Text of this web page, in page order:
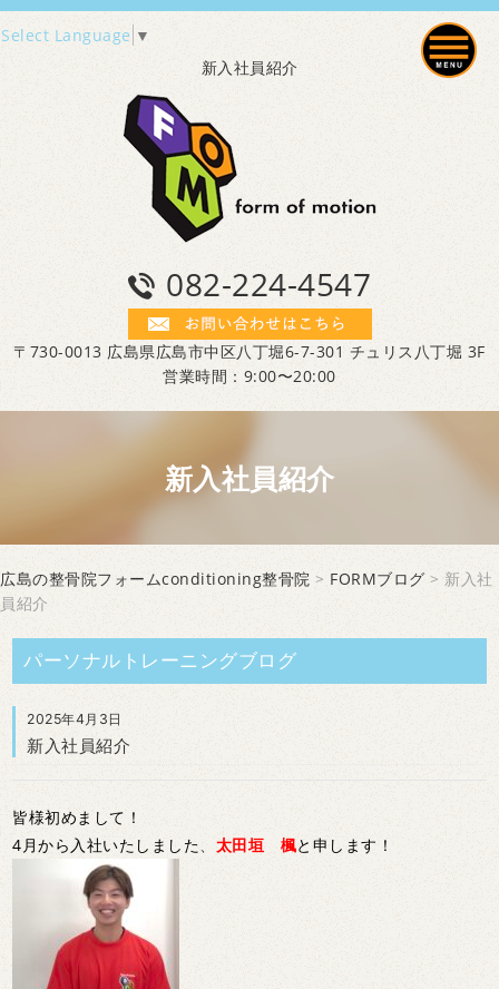
Select Language ▼
新入社員紹介
082-224-4547
〒730-0013 広島県広島市中区八丁堀6-7-301 チュリス八丁堀 3F
営業時間：9:00〜20:00
新入社員紹介
広島の整骨院フォームconditioning整骨院 > FORMブログ > 新入社
員紹介
パーソナルトレーニングブログ
2025年4月3日
新入社員紹介
皆様初めまして！
4月から入社いたしました、 太田垣 楓と申します！